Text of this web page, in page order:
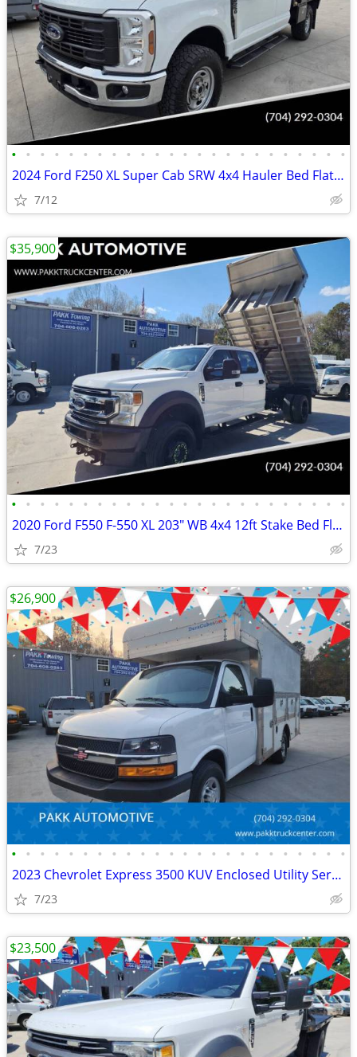
• • • • • • • • • • • • • • • • • • • • • • • •
2024 Ford F250 XL Super Cab SRW 4x4 Hauler Bed Flatbed Farm Work Truck
7/12
• • • • • • • • • • • • • • • • • • • • • • • •
2020 Ford F550 F-550 XL 203" WB 4x4 12ft Stake Bed Flatbed Dump Truck
7/23
$35,900
• • • • • • • • • • • • • • • • • • • • • • • •
2023 Chevrolet Express 3500 KUV Enclosed Utility Service Plumber Truck
7/23
$26,900
$23,500